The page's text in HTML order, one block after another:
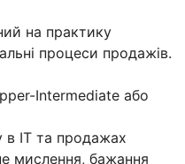
на практику
процеси продажів.
Intermediate або
в IT та продажах
мислення, бажання